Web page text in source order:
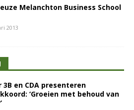
Melanchton Business School
2013
3B en CDA presenteren
‘Groeien met behoud van